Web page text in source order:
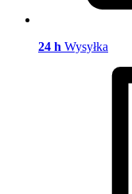
24 h Wysyłka